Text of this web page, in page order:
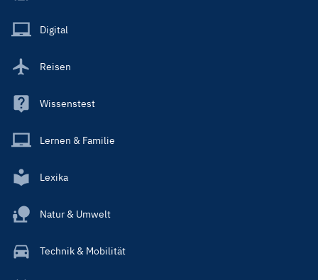
Main
Digital
Reisen
Wissenstest
Lernen & Familie
Lexika
Natur & Umwelt
Technik & Mobilität